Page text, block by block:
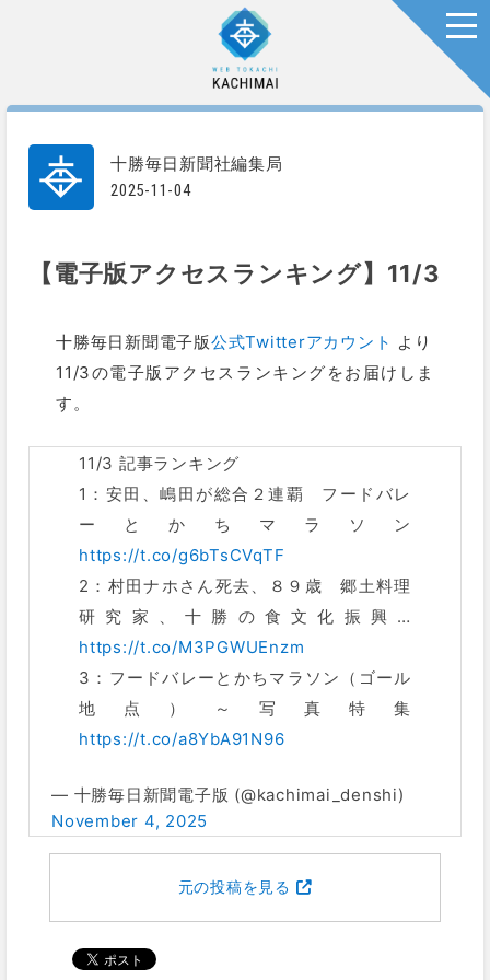
十勝毎日新聞社編集局
2025-11-04
【電子版アクセスランキング】11/3
十勝毎日新聞電子版公式Twitterアカウント より
11/3の電子版アクセスランキングをお届けしま
す。
11/3 記事ランキング
1：安田、嶋田が総合２連覇 フードバレ
ーとかちマラソン
https://t.co/g6bTsCVqTF
2：村田ナホさん死去、８９歳 郷土料理
研究家、十勝の食文化振興…
https://t.co/M3PGWUEnzm
3：フードバレーとかちマラソン（ゴール
地点）～写真特集
https://t.co/a8YbA91N96
— 十勝毎日新聞電子版 (@kachimai_denshi)
November 4, 2025
元の投稿を見る